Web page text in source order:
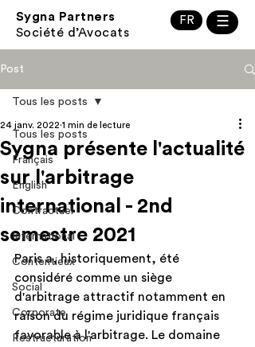
Sygna Partners
Société d’Avocats
FR ☰
Post
Tous les posts
Français
English
Contractuel
International
Contentieux
Social
Corporate
Restructuration
Tous les posts
Sygna présente l'actualité
sur l'arbitrage
international - 2nd
semestre 2021
24 janv. 2022 1 min de lecture
Paris a, historiquement, été
considéré comme un siège
d'arbitrage attractif notamment en
raison du régime juridique français
favorable à l'arbitrage. Le domaine